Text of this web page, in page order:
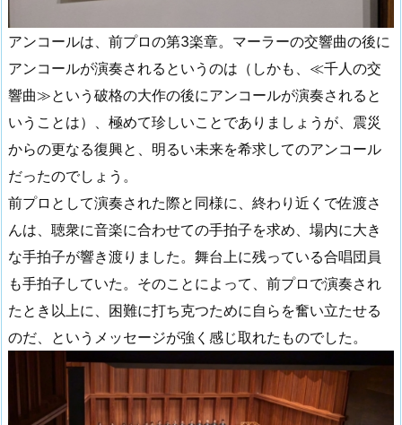
アンコールは、前プロの第3楽章。マーラーの交響曲の後に
アンコールが演奏されるというのは（しかも、≪千人の交
響曲≫という破格の大作の後にアンコールが演奏されると
いうことは）、極めて珍しいことでありましょうが、震災
からの更なる復興と、明るい未来を希求してのアンコール
だったのでしょう。
前プロとして演奏された際と同様に、終わり近くで佐渡さ
んは、聴衆に音楽に合わせての手拍子を求め、場内に大き
な手拍子が響き渡りました。舞台上に残っている合唱団員
も手拍子していた。そのことによって、前プロで演奏され
たとき以上に、困難に打ち克つために自らを奮い立たせる
のだ、というメッセージが強く感じ取れたものでした。